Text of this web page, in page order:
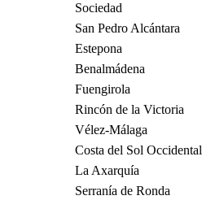
Sociedad
San Pedro Alcántara
Estepona
Benalmádena
Fuengirola
Rincón de la Victoria
Vélez-Málaga
Costa del Sol Occidental
La Axarquía
Serranía de Ronda